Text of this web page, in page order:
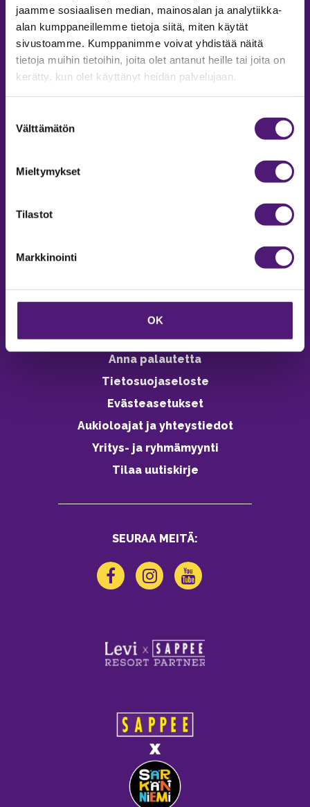
jaamme sosiaalisen median, mainosalan ja analytiikka-
alan kumppaneillemme tietoja siitä, miten käytät
sivustoamme. Kumppanimme voivat yhdistää näitä
tietoja muihin tietoihin, joita olet antanut heille tai joita on
kerätty, kun olet käyttänyt heidän palvelujaan.
valinta
Välttämätön
Mieltymykset
Tilastot
Markkinointi
OK
MAJOITUS
Tiedustelut & Varaukset
Vastuullisuus
Ympäristöohjelma
Avoimet työpaikat
Anna palautetta
Tietosuojaseloste
Evästeasetukset
Aukioloajat ja yhteystiedot
Yritys- ja ryhmämyynti
Tilaa uutiskirje
SEURAA MEITÄ: